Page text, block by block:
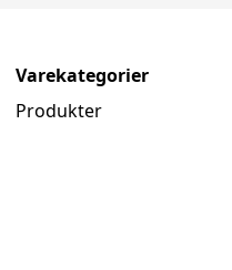
Varekategorier
Produkter